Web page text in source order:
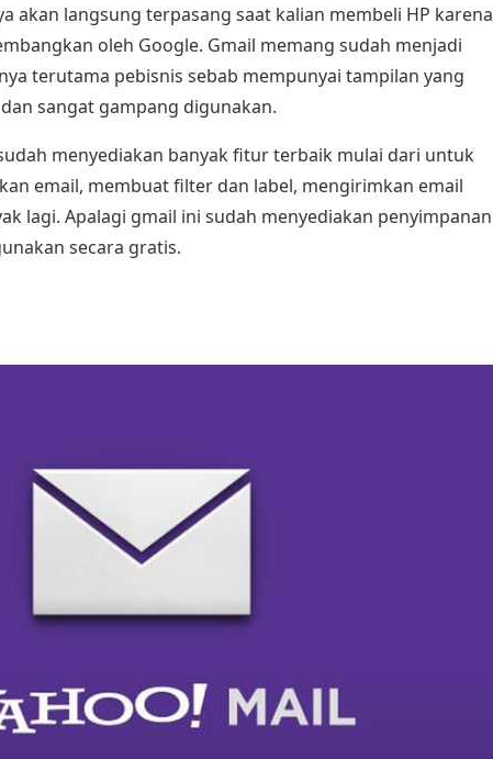
akan langsung terpasang saat kalian membeli HP karena
oleh Google. Gmail memang sudah menjadi
terutama pebisnis sebab mempunyai tampilan yang
sangat gampang digunakan.
menyediakan banyak fitur terbaik mulai dari untuk
email, membuat filter dan label, mengirimkan email
lagi. Apalagi gmail ini sudah menyediakan penyimpanan
secara gratis.